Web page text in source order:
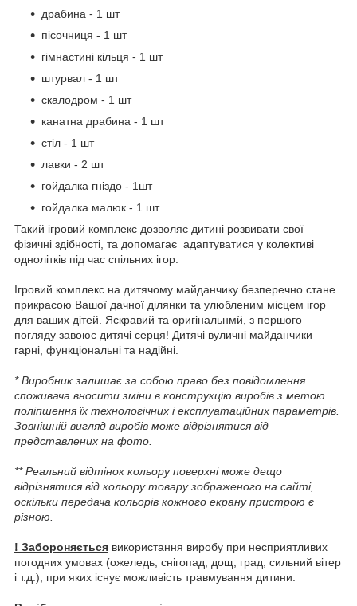
драбина - 1 шт
пісочниця - 1 шт
гімнастині кільця - 1 шт
штурвал - 1 шт
скалодром - 1 шт
канатна драбина - 1 шт
стіл - 1 шт
лавки - 2 шт
гойдалка гніздо - 1шт
гойдалка малюк - 1 шт
Такий ігровий комплекс дозволяє дитині розвивати свої
фізичні здібності, та допомагає адаптуватися у колективі
однолітків під час спільних ігор.
Ігровий комплекс на дитячому майданчику безперечно стане
прикрасою Вашої дачної ділянки та улюбленим місцем ігор
для ваших дітей. Яскравий та оригінальнмй, з першого
погляду завоює дитячі серця! Дитячі вуличні майданчики
гарні, функціональні та надійні.
* Виробник залишає за собою право без повідомлення
споживача вносити зміни в конструкцію виробів з метою
поліпшення їх технологічних і експлуатаційних параметрів.
Зовнішній вигляд виробів може відрізнятися від
представлених на фото.
** Реальний відтінок кольору поверхні може дещо
відрізнятися від кольору товару зображеного на сайті,
оскільки передача кольорів кожного екрану пристрою є
різною.
! Забороняється використання виробу при несприятливих
погодних умовах (ожеледь, снігопад, дощ, град, сильний вітер
і т.д.), при яких існує можливість травмування дитини.